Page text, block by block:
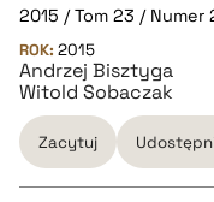
pobierz cytat
BIBTEX
pobierz cytat
2015 / Tom 23 / Numer
ROK: 2015
Andrzej Bisztyga
Witold Sobaczak
Zacytuj